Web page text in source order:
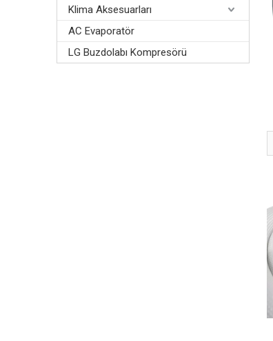
Klima Aksesuarları
AC Evaporatör
LG Buzdolabı Kompresörü